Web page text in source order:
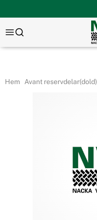
Hem Avant reservdelar(dold)